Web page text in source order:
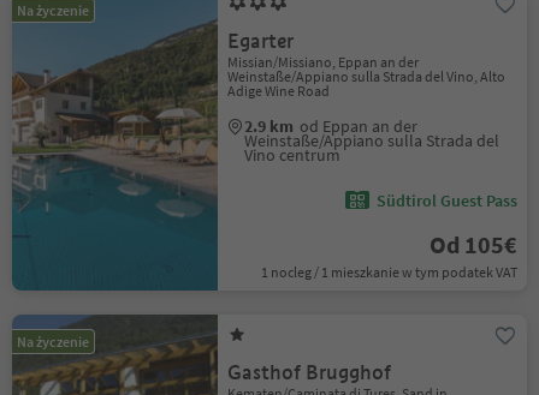
Na życzenie
Egarter
Missian/Missiano, Eppan an der
Weinstaße/Appiano sulla Strada del Vino, Alto
Adige Wine Road
2.9 km od Eppan an der
Weinstaße/Appiano sulla Strada del
Vino centrum
Südtirol Guest Pass
Od 105€
1 nocleg / 1 mieszkanie w tym podatek VAT
Na życzenie
Gasthof Brugghof